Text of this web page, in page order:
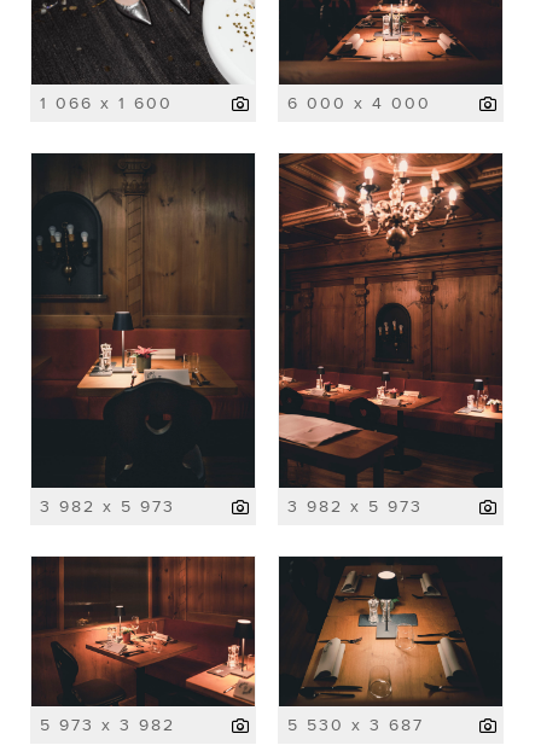
1 066 x 1 600 6 000 x 4 000
3 982 x 5 973 3 982 x 5 973
5 973 x 3 982 5 530 x 3 687